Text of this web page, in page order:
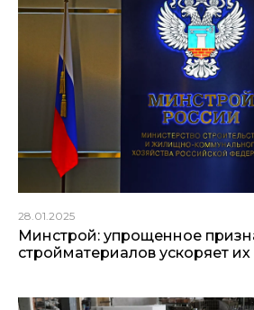
28.01.2025
Минстрой: упрощенное
стройматериалов ускоряет